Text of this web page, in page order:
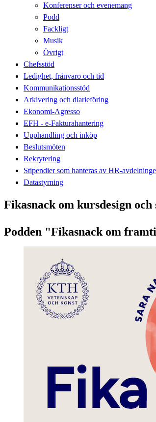
Konferenser och evenemang
Podd
Fackligt
Musik
Övrigt
Chefsstöd
Ledighet, frånvaro och tid
Kommunikationsstöd
Arkivering och diarieföring
Ekonomi-Agresso
EFH - e-Fakturahantering
Upphandling och inköp
Beslutsmöten
Rekrytering
Stipendier som hanteras av HR-
Datastyrning
Fikasnack om kursdesign
Podden "Fikasnack om